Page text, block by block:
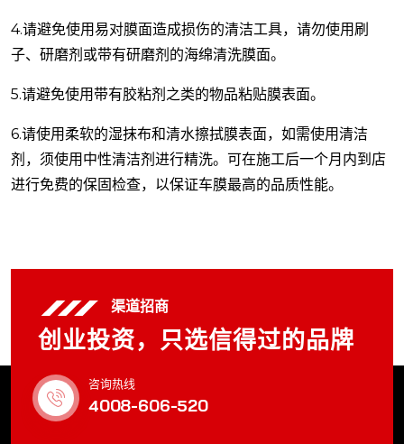
4.请避免使用易对膜面造成损伤的清洁工具，请勿使用刷
子、研磨剂或带有研磨剂的海绵清洗膜面。
5.请避免使用带有胶粘剂之类的物品粘贴膜表面。
6.请使用柔软的湿抹布和清水擦拭膜表面，如需使用清洁
剂，须使用中性清洁剂进行精洗。可在施工后一个月内到店
进行免费的保固检查，以保证车膜最高的品质性能。
渠道招商
创业投资，只选信得过的品牌
咨询热线
4008-606-520